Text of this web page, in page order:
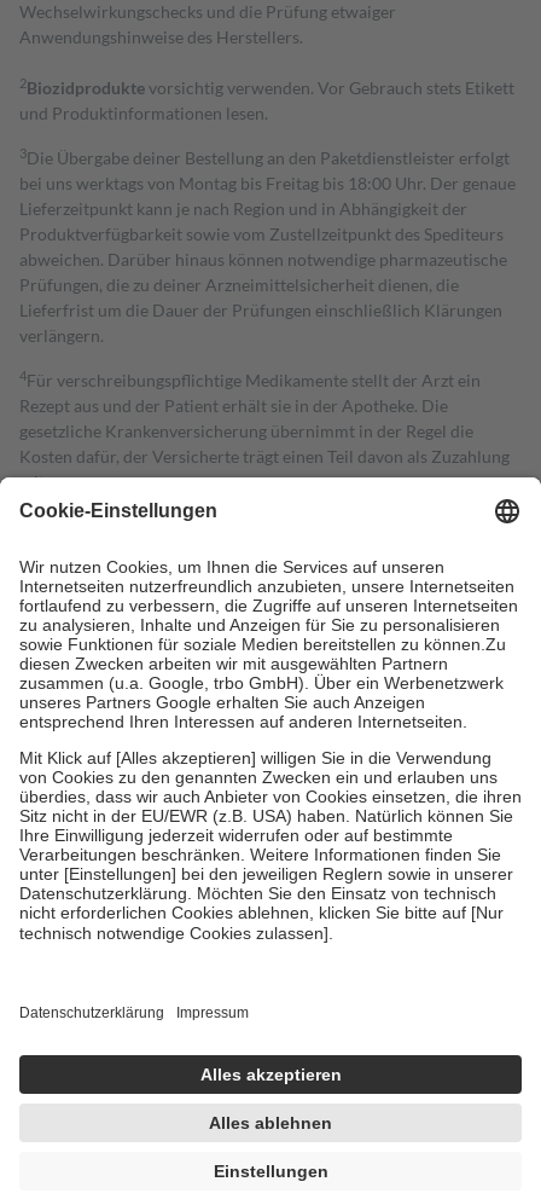
Wechselwirkungschecks und die Prüfung etwaiger
Anwendungshinweise des Herstellers.
2Biozidproduktevorsichtig verwenden. Vor Gebrauch stets Etikett
und Produktinformationen lesen.
3Die Übergabe deiner Bestellung an den Paketdienstleister erfolgt
bei uns werktags von Montag bis Freitag bis 18:00 Uhr. Der genaue
Lieferzeitpunkt kann je nach Region und in Abhängigkeit der
Produktverfügbarkeit sowie vom Zustellzeitpunkt des Spediteurs
abweichen. Darüber hinaus können notwendige pharmazeutische
Prüfungen, die zu deiner Arzneimittelsicherheit dienen, die
Lieferfrist um die Dauer der Prüfungen einschließlich Klärungen
verlängern.
4Für verschreibungspflichtige Medikamente stellt der Arzt ein
Rezept aus und der Patient erhält sie in der Apotheke. Die
gesetzliche Krankenversicherung übernimmt in der Regel die
Kosten dafür, der Versicherte trägt einen Teil davon als Zuzahlung
mit.
Grundsätzlich leisten Mitglieder Zuzahlungen in Höhe von zehn
höchstens zehn Euro.
Es sind jedoch nie mehr als die tatsächlichen
Kosten der Leistung zu entrichten.
Diese Regeln gelten grundsätzlich auch für Online-Apotheken.
Bei Heilmitteln und häuslicher Krankenpflege beträgt die
Zuzahlung zehn Prozent der Kosten sowie zehn Euro je
Verordnung.
Um das Engagement der Versicherten für ihre eigene Gesundheit zu
stärken und die besondere Stellung der Familie zu unterstützen,
fallenkeine Zuzahlungenan bei:
• Kindern und Jugendlichen bis zum vollendeten 18. Lebensjahr
mit Ausnahme der Fahrkosten
• Untersuchungen zur Vorsorge und Früherkennung, die von der
GKV getragen werden
• empfohlenen Schutzimpfungen
• Harn- und Blutteststreifen
getroffen, um sicherzustellen, dass es sich um echte Bewertungen
https://help.etrusted.com/hc/de/articles/4419944605341
Einige Bilder und Inhalte wurden unter Zuhilfenahme künstlicher